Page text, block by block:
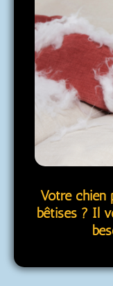
Votre chien
bêtises ? Il